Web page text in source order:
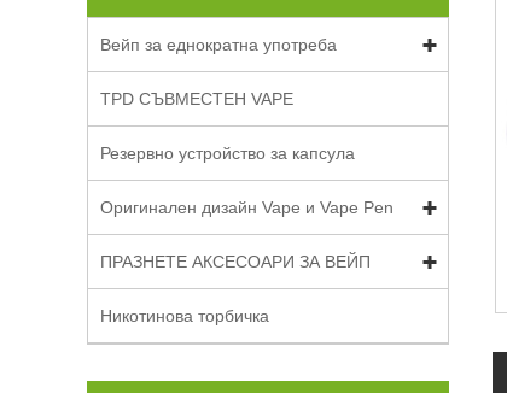
Вейп за еднократна употреба
TPD СЪВМЕСТЕН ​​VAPE
Резервно устройство за капсула
Оригинален дизайн Vape и Vape Pen
ПРАЗНЕТЕ АКСЕСОАРИ ЗА ВЕЙП
Никотинова торбичка